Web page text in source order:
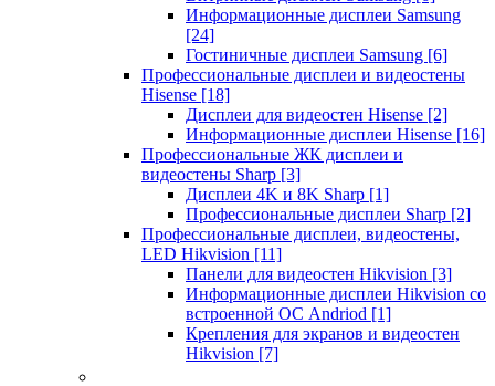
Информационные дисплеи Samsung
[24]
Гостиничные дисплеи Samsung [6]
Профессиональные дисплеи и видеостены
Hisense [18]
Дисплеи для видеостен Hisense [2]
Информационные дисплеи Hisense [16]
Профессиональные ЖК дисплеи и
видеостены Sharp [3]
Дисплеи 4K и 8K Sharp [1]
Профессиональные дисплеи Sharp [2]
Профессиональные дисплеи, видеостены,
LED Hikvision [11]
Панели для видеостен Hikvision [3]
Информационные дисплеи Hikvision со
встроенной ОС Andriod [1]
Крепления для экранов и видеостен
Hikvision [7]